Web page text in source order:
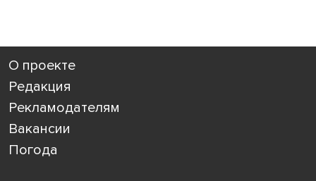
О проекте
Редакция
Рекламодателям
Вакансии
Погода